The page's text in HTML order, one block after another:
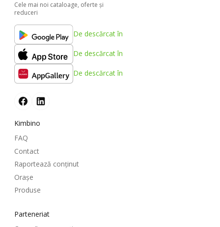
Cele mai noi cataloage, oferte şi
reduceri
De descărcat în
De descărcat în
De descărcat în
Kimbino
FAQ
Contact
Raportează conținut
Oraşe
Produse
Parteneriat